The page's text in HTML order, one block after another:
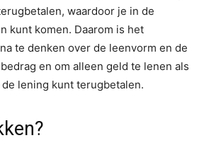
waardoor je in de
kunt komen. Daarom is het
te denken over de leenvorm en de
en om alleen geld te lenen als
lening kunt terugbetalen.